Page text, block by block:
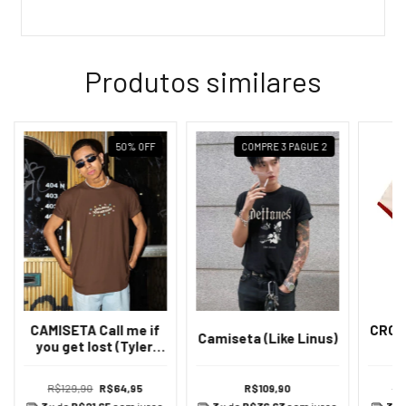
Produtos similares
50% OFF
CAMISETA Call me if
you get lost (Tyler,
R$129,90 R$64,95
COMPRE 3 PAGUE 2
Camiseta (Like Linus)
R$109,90